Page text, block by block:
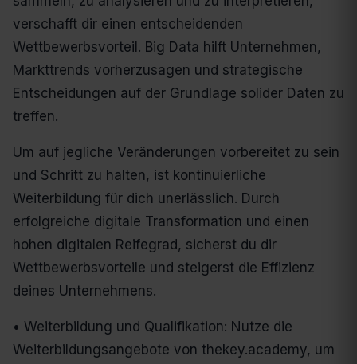
verschafft dir einen entscheidenden
Wettbewerbsvorteil. Big Data hilft Unternehmen,
Markttrends vorherzusagen und strategische
Entscheidungen auf der Grundlage solider Daten zu
treffen.
Um auf jegliche Veränderungen vorbereitet zu sein
und Schritt zu halten, ist kontinuierliche
Weiterbildung für dich unerlässlich. Durch
erfolgreiche digitale Transformation und einen
hohen digitalen Reifegrad, sicherst du dir
Wettbewerbsvorteile und steigerst die Effizienz
deines Unternehmens.
• Weiterbildung und Qualifikation: Nutze die
Weiterbildungsangebote von thekey.academy, um